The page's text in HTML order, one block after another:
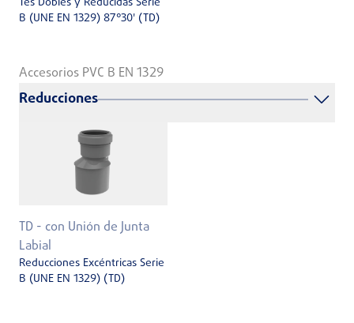
B (UNE EN 1329) 87°30' (TD)
Accesorios PVC B EN 1329
Reducciones
TD - con Unión de Junta
Labial
Reducciones Excéntricas Serie
B (UNE EN 1329) (TD)